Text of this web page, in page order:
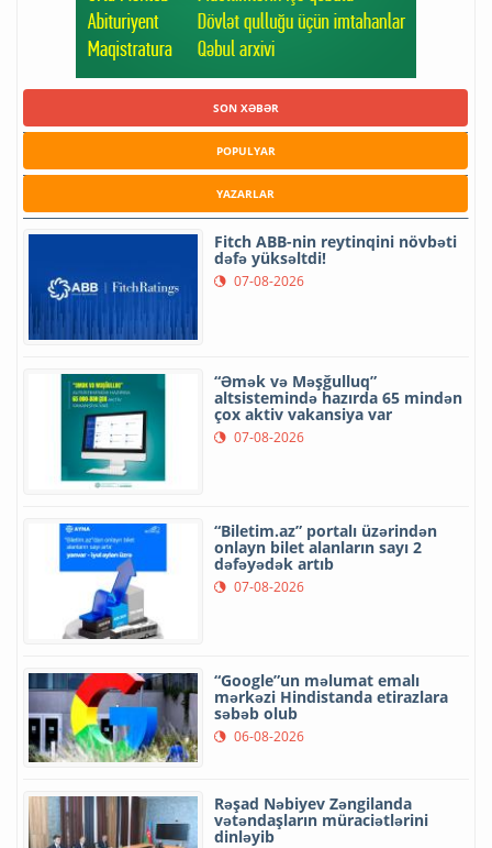
SON XƏBƏR
POPULYAR
YAZARLAR
Fitch ABB-nin reytinqini növbəti
dəfə yüksəltdi!
07-08-2026
“Əmək və Məşğulluq”
altsistemində hazırda 65 mindən
çox aktiv vakansiya var
07-08-2026
“Biletim.az” portalı üzərindən
onlayn bilet alanların sayı 2
dəfəyədək artıb
07-08-2026
“Google”un məlumat emalı
mərkəzi Hindistanda etirazlara
səbəb olub
06-08-2026
Rəşad Nəbiyev Zəngilanda
vətəndaşların müraciətlərini
dinləyib